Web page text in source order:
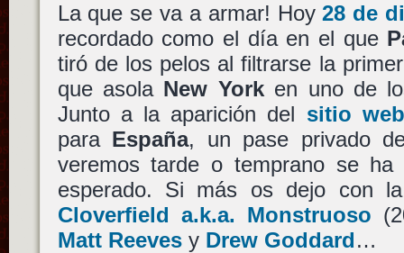
La que se va a armar! Hoy28 de
recordado como el día en el que
tiró de los pelos al filtrarse la
que asola New Yorken uno de
Junto a la aparición del sitio
para España, un pase privado
veremos tarde o temprano se
esperado. Si más os dejo con
Cloverfield a.k.a. Monstruoso
Matt Reevesy Drew Goddard…